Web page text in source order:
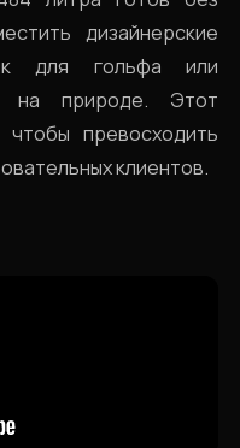
дизайнерские
для гольфа или
на природе. Этот
чтобы превосходить
клиентов.